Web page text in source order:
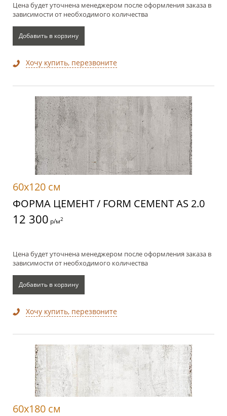
Цена будет уточнена менеджером после оформления заказа в
зависимости от необходимого количества
Добавить в корзину
Хочу купить, перезвоните
60x120 см
ФОРМА ЦЕМЕНТ / FORM CEMENT AS 2.0
12 300 р/м2
Цена будет уточнена менеджером после оформления заказа в
зависимости от необходимого количества
Добавить в корзину
Хочу купить, перезвоните
60x180 см